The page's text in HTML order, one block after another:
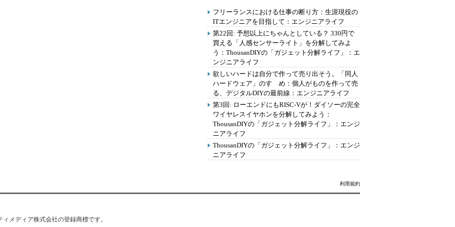
フリーランスにおける仕事の断り方：生涯現役の
ITエンジニアを目指して：エンジニアライフ
第22回: 予想以上にちゃんとしている？ 330円で
買える「人感センサーライト」を分解してみよ
う：ThousanDIYの「ガジェット分解ライフ」：エ
ンジニアライフ
欲しいハードは自分で作って売り出そう。「同人
ハードウェア」のすゝめ：個人がものを作って売
る、デジタルDIYの最前線：エンジニアライフ
第3回: ローエンドにもRISC-Vが！ダイソーの完全
ワイヤレスイヤホンを分解してみよう：
ThousanDIYの「ガジェット分解ライフ」：エンジ
ニアライフ
ThousanDIYの「ガジェット分解ライフ」：エンジ
ニアライフ
利用規約
ィメディア株式会社の登録商標です。